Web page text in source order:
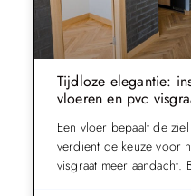
Tijdloze elegantie:
vloeren en pvc
Een vloer bepaalt de
verdient de keuze voor
visgraat meer aandacht.